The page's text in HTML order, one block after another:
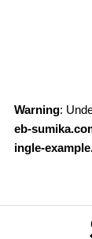
Warning:
eb-
ingle-